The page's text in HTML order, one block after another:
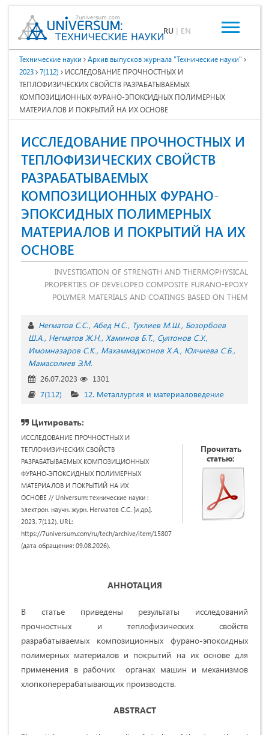
RU | EN
Технические науки
Архив выпусков журнала "Технические науки"
2023
7(112)
ИССЛЕДОВАНИЕ ПРОЧНОСТНЫХ И
ТЕПЛОФИЗИЧЕСКИХ СВОЙСТВ РАЗРАБАТЫВАЕМЫХ
КОМПОЗИЦИОННЫХ ФУРАНО-ЭПОКСИДНЫХ ПОЛИМЕРНЫХ
МАТЕРИАЛОВ И ПОКРЫТИЙ НА ИХ ОСНОВЕ
ИССЛЕДОВАНИЕ ПРОЧНОСТНЫХ И
ТЕПЛОФИЗИЧЕСКИХ СВОЙСТВ
РАЗРАБАТЫВАЕМЫХ
КОМПОЗИЦИОННЫХ ФУРАНО-
ЭПОКСИДНЫХ ПОЛИМЕРНЫХ
МАТЕРИАЛОВ И ПОКРЫТИЙ НА ИХ
ОСНОВЕ
INVESTIGATION OF STRENGTH AND THERMOPHYSICAL
PROPERTIES OF DEVELOPED COMPOSITE FURANO-EPOXY
POLYMER MATERIALS AND COATINGS BASED ON THEM
Негматов С.С. Абед Н.С. Тухлиев М.Ш. Бозорбоев
Ш.А. Негматов Ж.Н. Хаминов Б.Т. Султонов С.У.
Имомназаров С.К. Махаммаджонов Х.А. Юлчиева С.Б.
Мамасолиев Э.М.
26.07.2023
1301
7(112)
12. Металлургия и материаловедение
Цитировать:
ИССЛЕДОВАНИЕ ПРОЧНОСТНЫХ И
ТЕПЛОФИЗИЧЕСКИХ СВОЙСТВ
РАЗРАБАТЫВАЕМЫХ КОМПОЗИЦИОННЫХ
ФУРАНО-ЭПОКСИДНЫХ ПОЛИМЕРНЫХ
МАТЕРИАЛОВ И ПОКРЫТИЙ НА ИХ
ОСНОВЕ // Universum: технические науки :
электрон. научн. журн. Негматов С.С. [и др.].
2023. 7(112). URL:
https://7universum.com/ru/tech/archive/item/15807
(дата обращения: 09.08.2026).
Прочитать
статью:
АННОТАЦИЯ
В статье приведены результаты исследований
прочностных и теплофизических свойств
разрабатываемых композиционных фурано-эпоксидных
полимерных материалов и покрытий на их основе для
применения в рабочих органах машин и механизмов
хлопкоперерабатывающих производств.
ABSTRACT